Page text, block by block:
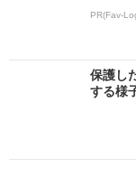
PR(Fav-
保護し
する様